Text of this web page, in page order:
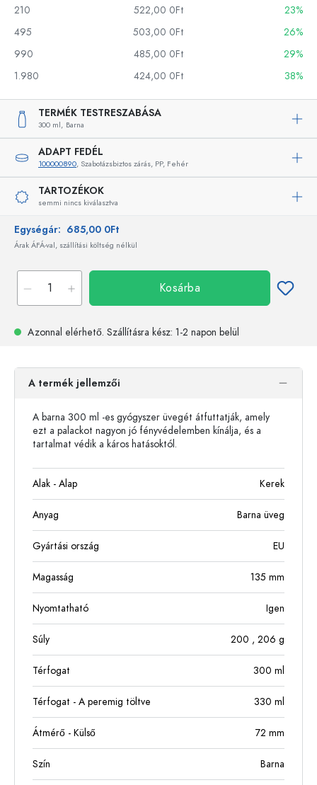
210
522,00 0Ft
23%
495
503,00 0Ft
26%
990
485,00 0Ft
29%
1.980
424,00 0Ft 38%
TERMÉK TESTRESZABÁSA
300 ml, Barna
ADAPT FEDÉL
100000890, Szabotázsbiztos zárás, PP, Fehér
TARTOZÉKOK
semmi nincs kiválasztva
Egységár: 685,00 0Ft
Árak ÁFÁ-val, szállítási költség nélkül
Kosárba
Azonnal elérhető. Szállításra kész: 1-2 napon belül
A termék jellemzői
A barna 300 ml -es gyógyszer üvegét átfuttatják, amely
ezt a palackot nagyon jó fényvédelemben kínálja, és a
tartalmat védik a káros hatásoktól.
Alak - Alap Kerek
Anyag Barna üveg
Gyártási ország EU
Magasság 135 mm
Nyomtatható Igen
Súly 200 , 206 g
Térfogat 300 ml
Térfogat - A peremig töltve 330 ml
Átmérő - Külső 72 mm
Szín Barna